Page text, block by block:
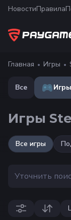
НовостиПравила
Главная Игры
Все Игры
Игры
Все игры